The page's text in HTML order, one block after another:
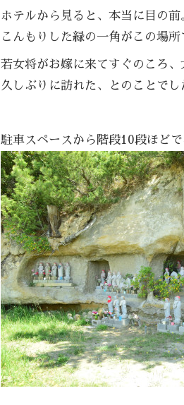
ホテルから見ると、本当に目の前
こんもりした緑の一角がこの場所
若女将がお嫁に来てすぐのころ
久しぶりに訪れた、とのことでし
駐車スペースから階段10段ほど